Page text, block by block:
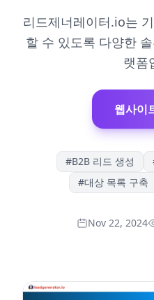
리드제너레이터.io는
할 수 있도록 다양한
랫폼
웹사이
#B2B 리드 생성
#대상 목록 구축
Nov 22, 2024